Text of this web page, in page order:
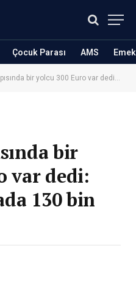
Çocuk Parası AMS
yolcu 300 Euro var dedi: Yapılan aramada 130 bin Euro bulundu
bir
var dedi:
130 bin